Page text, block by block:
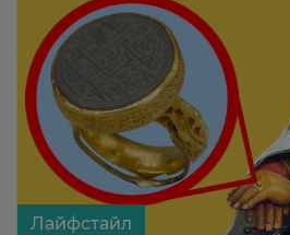
Лайфстайл